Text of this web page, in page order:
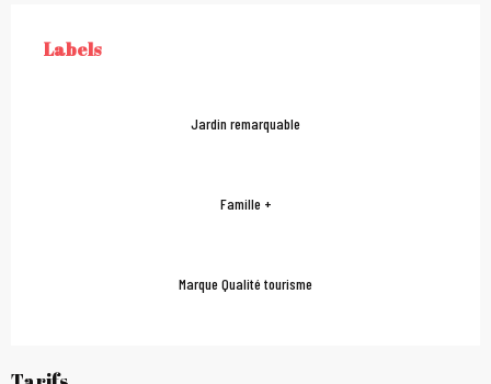
Offres de prestations
LABELS
Labels
Jardin remarquable
Famille +
Marque Qualité tourisme